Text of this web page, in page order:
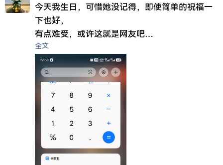
今天我生日，可惜她没记得，即使简单的祝福一
下也好，
有点难受，或许这就是网友吧
万般皆是命，半点不由人。
全文